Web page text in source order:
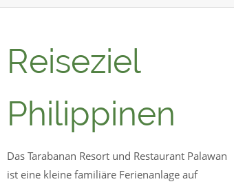
Reiseziel
Philippinen
Das Tarabanan Resort und Restaurant Palawan
ist eine kleine familiäre Ferienanlage auf